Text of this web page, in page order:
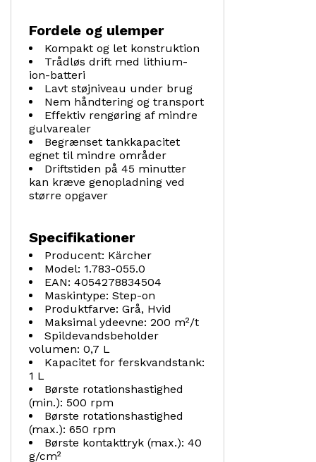
Fordele og ulemper
Kompakt og let konstruktion
Trådløs drift med lithium-
ion-batteri
Lavt støjniveau under brug
Nem håndtering og transport
Effektiv rengøring af mindre
gulvarealer
Begrænset tankkapacitet
egnet til mindre områder
Driftstiden på 45 minutter
kan kræve genopladning ved
større opgaver
Specifikationer
Producent: Kärcher
Model: 1.783-055.0
EAN: 4054278834504
Maskintype: Step-on
Produktfarve: Grå, Hvid
Maksimal ydeevne: 200 m²/t
Spildevandsbeholder
volumen: 0,7 L
Kapacitet for ferskvandstank:
1 L
Børste rotationshastighed
(min.): 500 rpm
Børste rotationshastighed
(max.): 650 rpm
Børste kontakttryk (max.): 40
g/cm²